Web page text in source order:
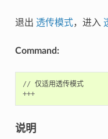
退出 透传模式，进入
Command:
// 仅适用透传模式
+++
说明